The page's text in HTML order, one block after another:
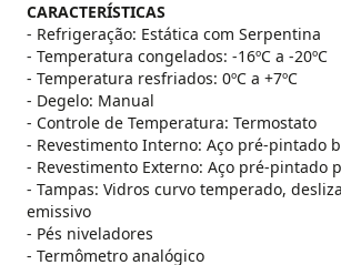
CARACTERÍSTICAS
- Refrigeração: Estática com Serpentina
- Temperatura congelados: -16ºC a -20ºC
- Temperatura resfriados: 0ºC a +7ºC
- Degelo: Manual
- Controle de Temperatura: Termostato
- Revestimento Interno: Aço pré-pintado
- Revestimento Externo: Aço pré-pintado
- Tampas: Vidros curvo temperado,
emissivo
- Pés niveladores
- Termômetro analógico